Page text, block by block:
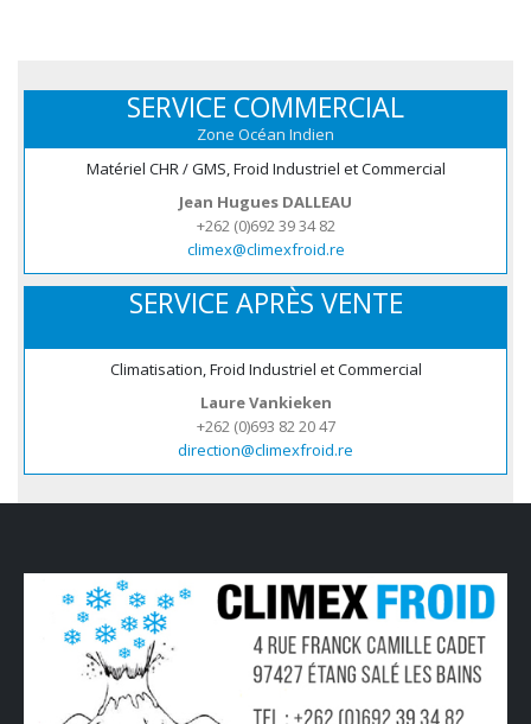
SERVICE COMMERCIAL
Zone Océan Indien
Matériel CHR / GMS, Froid Industriel et Commercial
Jean Hugues DALLEAU
+262 (0)692 39 34 82
climex@climexfroid.re
SERVICE APRÈS VENTE
Climatisation, Froid Industriel et Commercial
Laure Vankieken
+262 (0)693 82 20 47
direction@climexfroid.re